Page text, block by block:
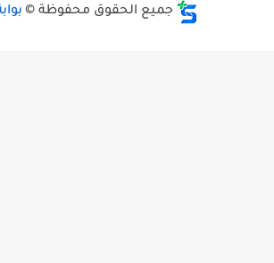
جميع الحقوق محفوظة © بوابة